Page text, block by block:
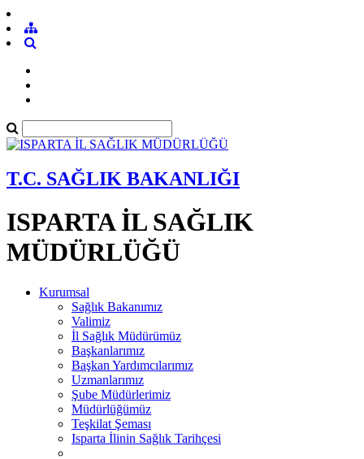
T.C. SAĞLIK BAKANLIĞI
ISPARTA İL SAĞLIK
MÜDÜRLÜĞÜ
Kurumsal
Sağlık Bakanımız
Valimiz
İl Sağlık Müdürümüz
Başkanlarımız
Başkan Yardımcılarımız
Uzmanlarımız
Şube Müdürlerimiz
Müdürlüğümüz
Teşkilat Şeması
Isparta İlinin Sağlık Tarihçesi